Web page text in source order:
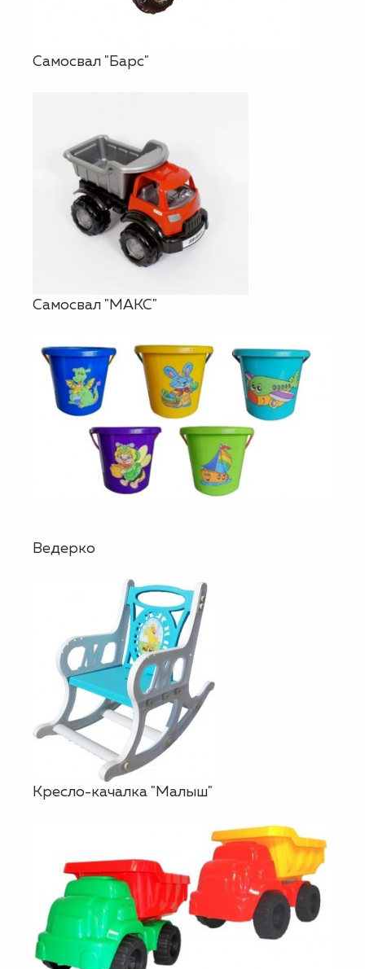
Самосвал "Барс"
Самосвал "МАКС"
Ведерко
Кресло-качалка "Малыш"